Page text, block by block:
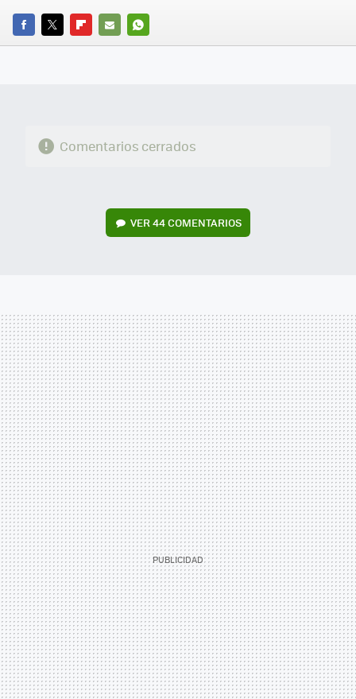
FACEBOOK
TWITTERFLIPBOARD
E-
WHATSAPP
Comentarios cerrados
VER 44 COMENTARIOS